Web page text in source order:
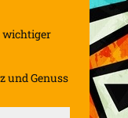
wichtiger
und Genuss